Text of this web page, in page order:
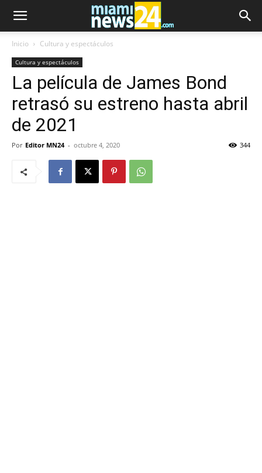
Inicio Cultura y espectáculos
Cultura y espectáculos
La película de James Bond
retrasó su estreno hasta abril
de 2021
Por Editor MN24 - octubre 4, 2020 344